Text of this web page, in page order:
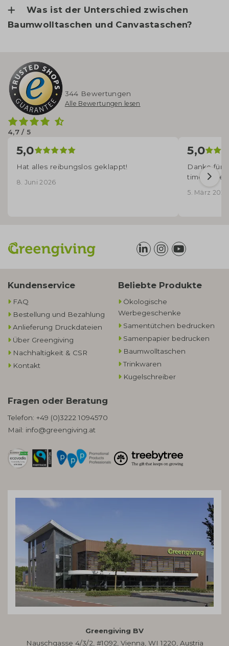
Was ist der Unterschied zwischen
Baumwolltaschen und Canvastaschen?
4,7 / 5
344 Bewertungen
Alle Bewertungen lesen
5,0
Hat alles reibungslos geklappt!
8. Juni 2026
5,0
Danke für
time
5. März 2026
Kundenservice
FAQ
Bestellung und Bezahlung
Anlieferung Druckdateien
Über Greengiving
Nachhaltigkeit & CSR
Kontakt
Beliebte Produkte
Ökologische
Werbegeschenke​
Samentütchen bedrucken
Samenpapier bedrucken
Baumwolltaschen​
Trinkwaren
Kugelschreiber
Fragen oder Beratung
Telefon: +49 (0)3222 1094570
Mail: info@greengiving.at
Greengiving BV
Nauschgasse 4/3/2, #1092, Vienna, WI 1220, Austria